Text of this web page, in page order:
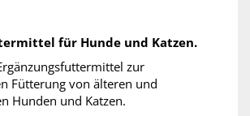
für Hunde und Katzen.
zur
Fütterung von älteren und
Hunden und Katzen.